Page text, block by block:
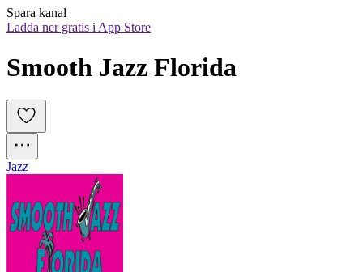
Spara kanal
Ladda ner gratis i App Store
Smooth Jazz Florida
Jazz